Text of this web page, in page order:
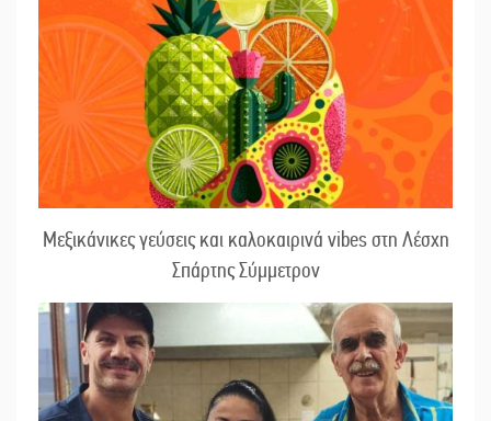
Μεξικάνικες γεύσεις και καλοκαιρινά vibes στη Λέσχη
Σπάρτης Σύμμετρον